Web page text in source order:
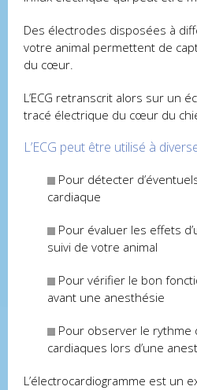
Des électrodes disposées à
votre animal permettent de
du cœur.
L’ECG retranscrit alors sur un
tracé électrique du cœur du
L’ECG peut être utilisé à
Pour détecter
cardiaque
Pour évaluer les effets
suivi de votre animal
Pour vérifier le bon
avant une anesthésie
Pour observer le rythme
cardiaques lors d’une
L’électrocardiogramme est un